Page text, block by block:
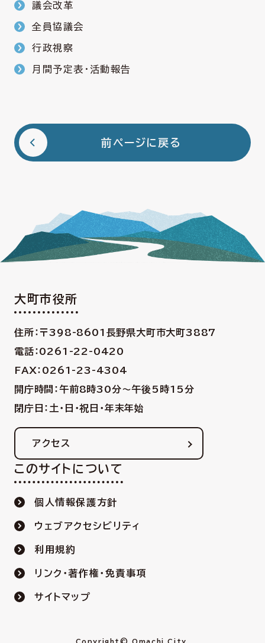
議会改革
全員協議会
行政視察
月間予定表・活動報告
前ページに戻る
大町市役所
住所：〒398-8601 長野県大町市大町3887
電話：0261-22-0420
FAX：0261-23-4304
開庁時間：午前8時30分〜午後5時15分
閉庁日：土・日・祝日・年末年始
アクセス
このサイトについて
個人情報保護方針
ウェブアクセシビリティ
利用規約
リンク・著作権・免責事項
サイトマップ